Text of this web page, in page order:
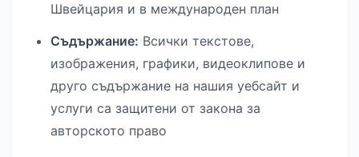
Швейцария и в международен план
Съдържание: Всички текстове,
изображения, графики, видеоклипове и
друго съдържание на нашия уебсайт и
услуги са защитени от закона за
авторското право